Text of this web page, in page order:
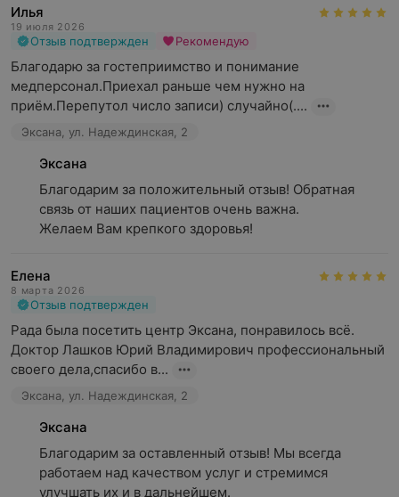
Илья
19 июля 2026
Отзыв подтвержден Рекомендую
Благодарю за гостеприимство и понимание
медперсонал.Приехал раньше чем нужно на
приём.Перепутол число записи) случайно(....
Эксана, ул. Надеждинская, 2
Эксана
Благодарим за положительный отзыв! Обратная
связь от наших пациентов очень важна.
Желаем Вам крепкого здоровья!
Елена
8 марта 2026
Отзыв подтвержден
Рада была посетить центр Эксана, понравилось всё.
Доктор Лашков Юрий Владимирович профессиональный
своего дела,спасибо в...
Эксана, ул. Надеждинская, 2
Эксана
Благодарим за оставленный отзыв! Мы всегда
работаем над качеством услуг и стремимся
улучшать их и в дальнейшем.